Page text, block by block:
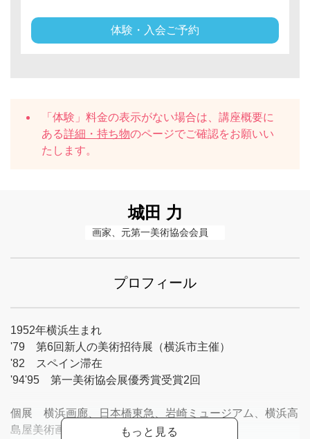
体験・入会ご予約
「体験」料金の表示がない場合は、講座概要に
ある詳細・持ち物のページでご確認をお願いい
たします。
城田 力
画家、元第一美術協会会員
プロフィール
1952年横浜生まれ
'79 第6回新人の美術招待展（横浜市主催）
'82 スペイン滞在
'94'95 第一美術協会展優秀賞受賞2回
個展 横浜画廊、日本橋東急、岩崎ミュージアム、横浜高
島屋美術画廊他多数